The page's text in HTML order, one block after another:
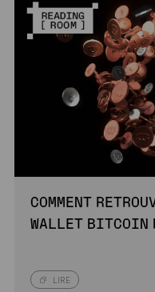
COMMENT
WALLET BITCOIN
LIRE